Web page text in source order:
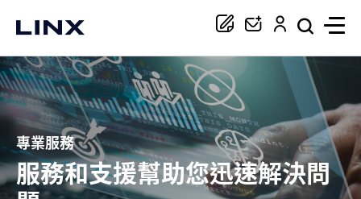
你正在尋找協助嗎？
搜尋
專業服務
服務和支援幫助您迅速解決問